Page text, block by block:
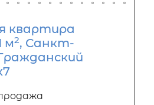
квартира
м2, Санкт-